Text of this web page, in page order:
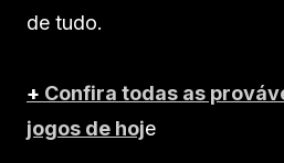
de tudo.
+ Confira todas as
jogos de hoje